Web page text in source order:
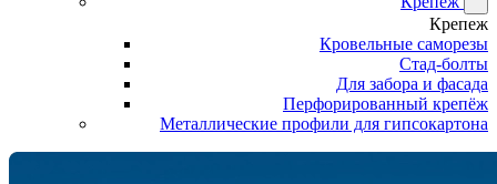
Крепеж
Кровельные саморезы
Стад-болты
Для забора и фасада
Перфорированный крепёж
Металлические профили для гипсокартона